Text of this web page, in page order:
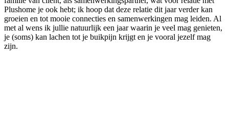
Plushome je ook hebt; ik hoop dat deze relatie dit jaar verder kan
groeien en tot mooie connecties en samenwerkingen mag leiden. Al
met al wens ik jullie natuurlijk een jaar waarin je veel mag genieten,
je (soms) kan lachen tot je buikpijn krijgt en je vooral jezelf mag
zijn.